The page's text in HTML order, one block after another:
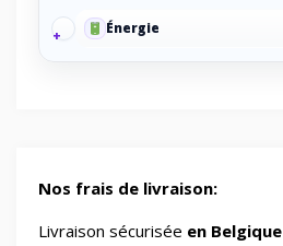
Énergie
GSM Accessories/
screen protectors/For
Nos frais de livraison:
Livraison sécurisée en Belgique